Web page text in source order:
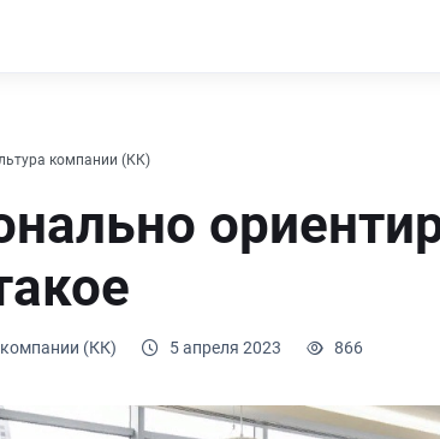
компании (КК)
(КК) 5 апреля 2023 866